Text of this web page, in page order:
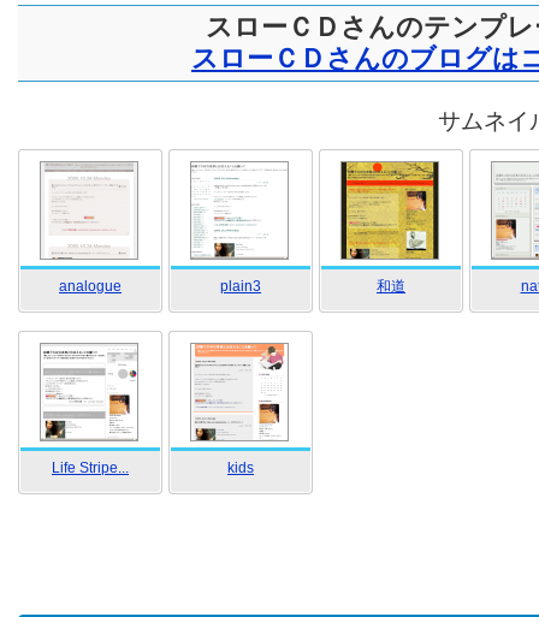
スローＣＤさんのテンプ
スローＣＤさんのブログは
サムネイ
analogue plain3 和道
Life Stripe... kids